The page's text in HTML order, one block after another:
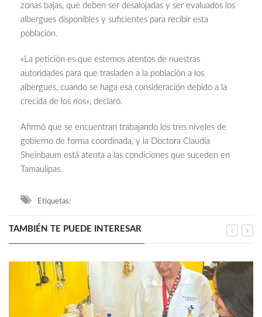
zonas bajas, que deben ser desalojadas y ser evaluados los
albergues disponibles y suficientes para recibir esta
población.
«La petición es que estemos atentos de nuestras
autoridades para que trasladen a la población a los
albergues, cuando se haga esa consideración debido a la
crecida de los ríos», declaró.
Afirmó que se encuentran trabajando los tres niveles de
gobierno de forma coordinada, y la Doctora Claudia
Sheinbaum está atenta a las condiciones que suceden en
Tamaulipas.
Etiquetas:
TAMBIÉN TE PUEDE INTERESAR